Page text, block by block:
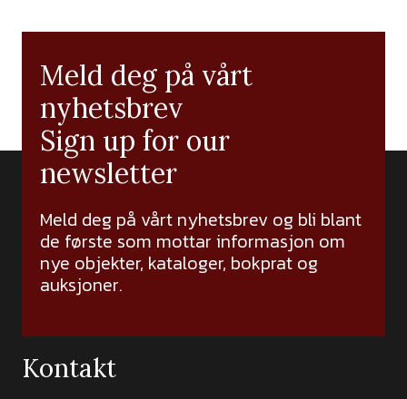
Meld deg på vårt
nyhetsbrev
Sign up for our
newsletter
Meld deg på vårt nyhetsbrev og bli blant
de første som mottar informasjon om
nye objekter, kataloger, bokprat og
auksjoner.
Kontakt